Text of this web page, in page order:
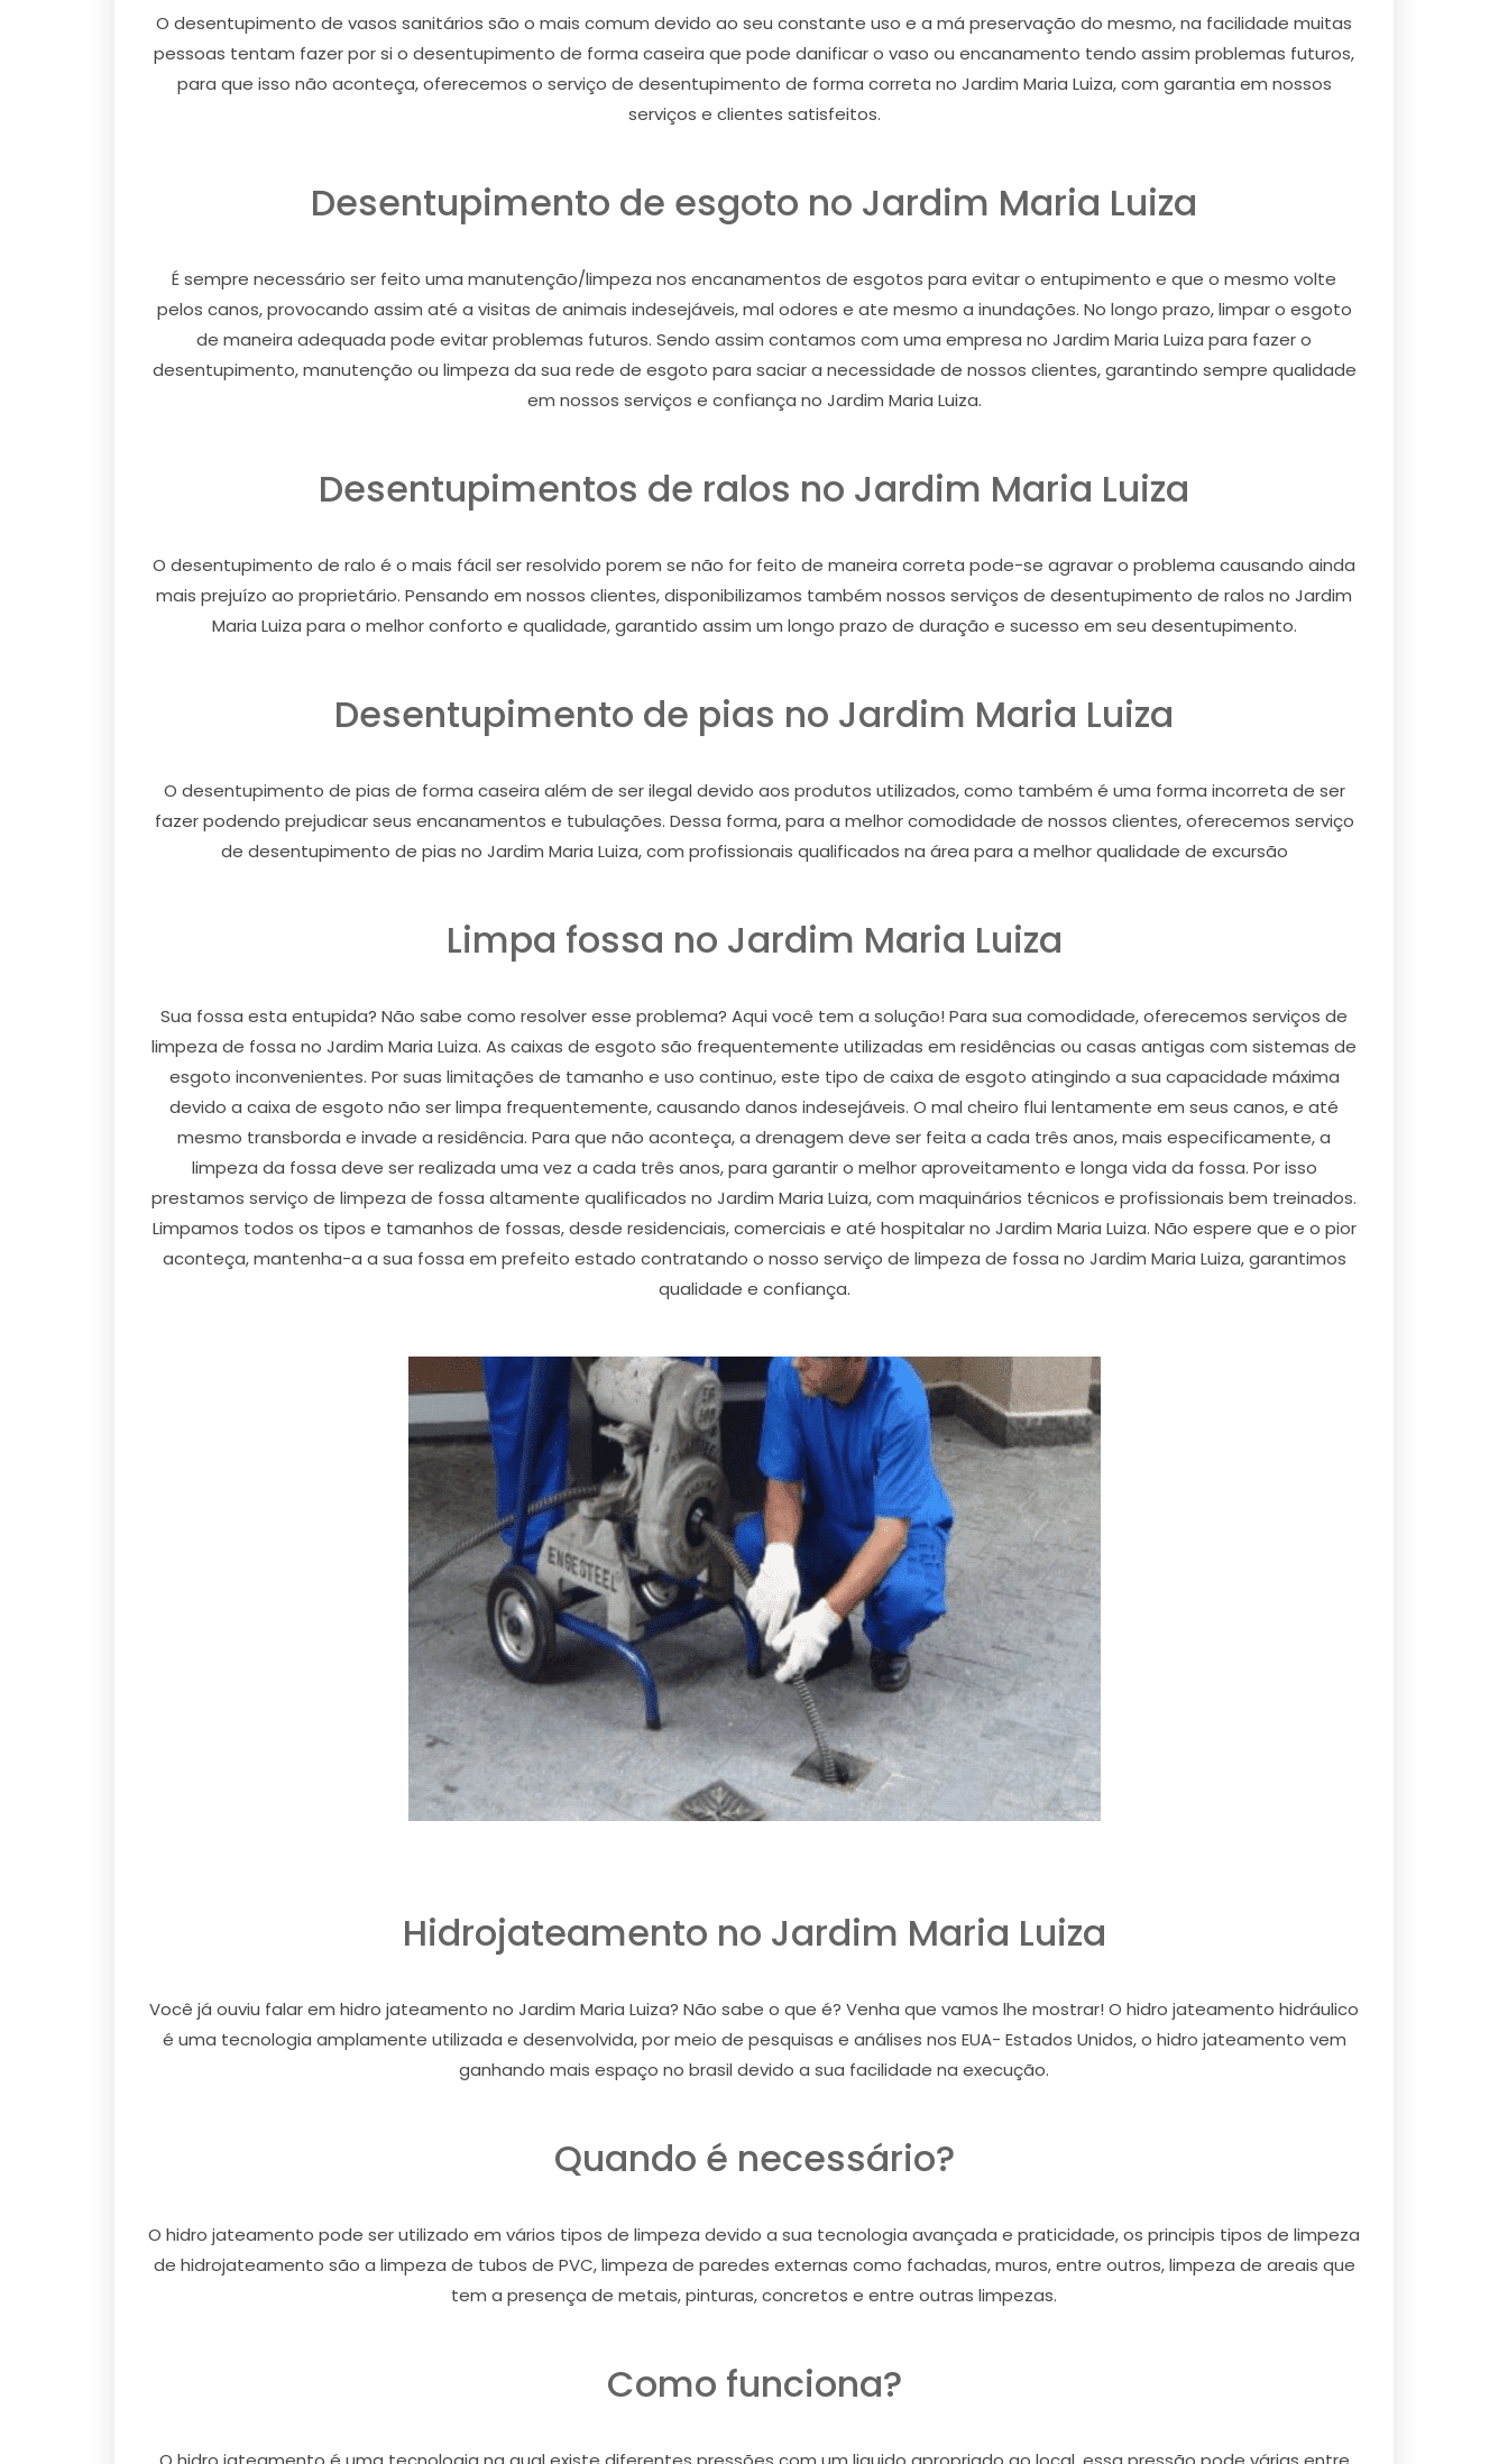
O desentupimento de vasos sanitários são o mais comum devido ao seu constante uso e a má preservação do mesmo, na facilidade muitas
pessoas tentam fazer por si o desentupimento de forma caseira que pode danificar o vaso ou encanamento tendo assim problemas futuros,
para que isso não aconteça, oferecemos o serviço de desentupimento de forma correta no Jardim Maria Luiza, com garantia em nossos
serviços e clientes satisfeitos.
Desentupimento de esgoto no Jardim Maria Luiza
É sempre necessário ser feito uma manutenção/limpeza nos encanamentos de esgotos para evitar o entupimento e que o mesmo volte
pelos canos, provocando assim até a visitas de animais indesejáveis, mal odores e ate mesmo a inundações. No longo prazo, limpar o esgoto
de maneira adequada pode evitar problemas futuros. Sendo assim contamos com uma empresa no Jardim Maria Luiza para fazer o
desentupimento, manutenção ou limpeza da sua rede de esgoto para saciar a necessidade de nossos clientes, garantindo sempre qualidade
em nossos serviços e confiança no Jardim Maria Luiza.
Desentupimentos de ralos no Jardim Maria Luiza
O desentupimento de ralo é o mais fácil ser resolvido porem se não for feito de maneira correta pode-se agravar o problema causando ainda
mais prejuízo ao proprietário. Pensando em nossos clientes, disponibilizamos também nossos serviços de desentupimento de ralos no Jardim
Maria Luiza para o melhor conforto e qualidade, garantido assim um longo prazo de duração e sucesso em seu desentupimento.
Desentupimento de pias no Jardim Maria Luiza
O desentupimento de pias de forma caseira além de ser ilegal devido aos produtos utilizados, como também é uma forma incorreta de ser
fazer podendo prejudicar seus encanamentos e tubulações. Dessa forma, para a melhor comodidade de nossos clientes, oferecemos serviço
de desentupimento de pias no Jardim Maria Luiza, com profissionais qualificados na área para a melhor qualidade de excursão
Limpa fossa no Jardim Maria Luiza
Sua fossa esta entupida? Não sabe como resolver esse problema? Aqui você tem a solução! Para sua comodidade, oferecemos serviços de
limpeza de fossa no Jardim Maria Luiza. As caixas de esgoto são frequentemente utilizadas em residências ou casas antigas com sistemas de
esgoto inconvenientes. Por suas limitações de tamanho e uso continuo, este tipo de caixa de esgoto atingindo a sua capacidade máxima
devido a caixa de esgoto não ser limpa frequentemente, causando danos indesejáveis. O mal cheiro flui lentamente em seus canos, e até
mesmo transborda e invade a residência. Para que não aconteça, a drenagem deve ser feita a cada três anos, mais especificamente, a
limpeza da fossa deve ser realizada uma vez a cada três anos, para garantir o melhor aproveitamento e longa vida da fossa. Por isso
prestamos serviço de limpeza de fossa altamente qualificados no Jardim Maria Luiza, com maquinários técnicos e profissionais bem treinados.
Limpamos todos os tipos e tamanhos de fossas, desde residenciais, comerciais e até hospitalar no Jardim Maria Luiza. Não espere que e o pior
aconteça, mantenha-a a sua fossa em prefeito estado contratando o nosso serviço de limpeza de fossa no Jardim Maria Luiza, garantimos
qualidade e confiança.
Hidrojateamento no Jardim Maria Luiza
Você já ouviu falar em hidro jateamento no Jardim Maria Luiza? Não sabe o que é? Venha que vamos lhe mostrar! O hidro jateamento hidráulico
é uma tecnologia amplamente utilizada e desenvolvida, por meio de pesquisas e análises nos EUA- Estados Unidos, o hidro jateamento vem
ganhando mais espaço no brasil devido a sua facilidade na execução.
Quando é necessário?
O hidro jateamento pode ser utilizado em vários tipos de limpeza devido a sua tecnologia avançada e praticidade, os principis tipos de limpeza
de hidrojateamento são a limpeza de tubos de PVC, limpeza de paredes externas como fachadas, muros, entre outros, limpeza de areais que
tem a presença de metais, pinturas, concretos e entre outras limpezas.
Como funciona?